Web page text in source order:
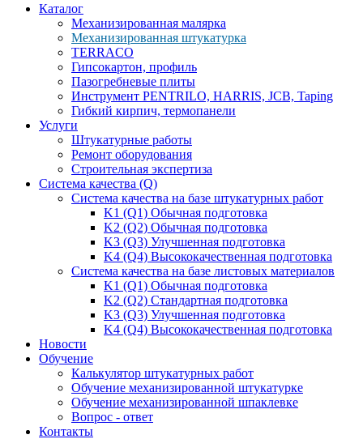
Каталог
Механизированная малярка
Механизированная штукатурка
TERRACO
Гипсокартон, профиль
Пазогребневые плиты
Инструмент PENTRILO, HARRIS, JCB, Taping
Гибкий кирпич, термопанели
Услуги
Штукатурные работы
Ремонт оборудования
Строительная экспертиза
Система качества (Q)
Система качества на базе штукатурных работ
K1 (Q1) Обычная подготовка
K2 (Q2) Обычная подготовка
K3 (Q3) Улучшенная подготовка
K4 (Q4) Высококачественная подготовка
Система качества на базе листовых материалов
K1 (Q1) Обычная подготовка
K2 (Q2) Стандартная подготовка
K3 (Q3) Улучшенная подготовка
K4 (Q4) Высококачественная подготовка
Новости
Обучение
Калькулятор штукатурных работ
Обучение механизированной штукатурке
Обучение механизированной шпаклевке
Вопрос - ответ
Контакты